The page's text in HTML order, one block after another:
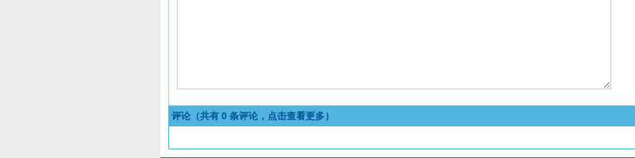
评论（共有 0 条评论，点击查看更多）